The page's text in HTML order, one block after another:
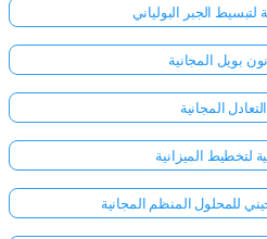
لتبسيط الجبر البولياني
بويل المجانية
المجانية
لتخطيط الميزانية
للمحلول المنظم المجانية